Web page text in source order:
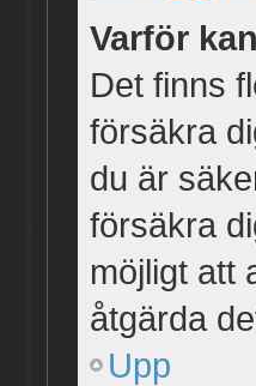
Varför
Det finns
försäkra
du är
försäkra
möjligt att
åtgärda
Upp